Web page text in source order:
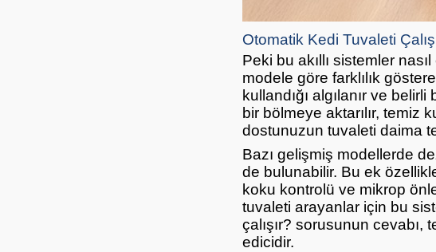
Otomatik Kedi Tuvaleti
Peki bu akıllı sistemler
modele göre farklılık
kullandığı algılanır ve
bir bölmeye aktarılır, temiz
dostunuzun tuvaleti daima
Bazı gelişmiş modellerde
de bulunabilir. Bu ek
koku kontrolü ve mikrop
tuvaleti arayanlar için bu
çalışır? sorusunun cevabı,
edicidir.